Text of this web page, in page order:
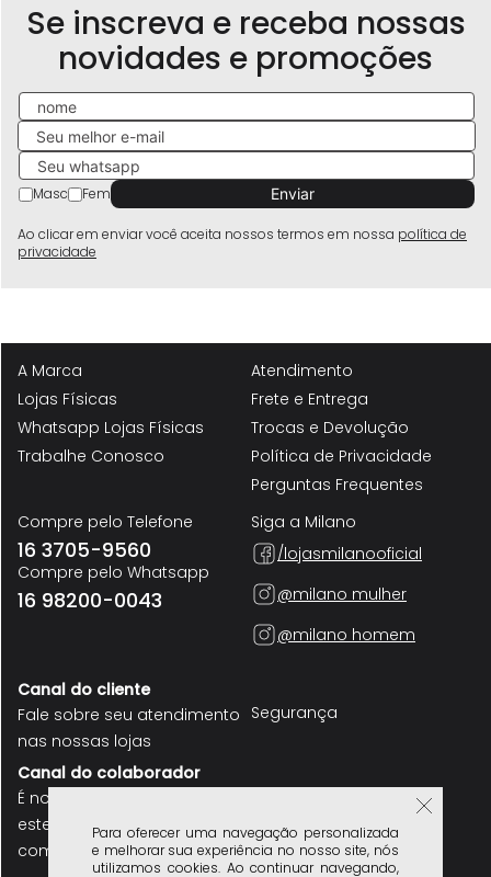
Para oferecer uma navegação personalizada
e melhorar sua experiência no nosso site, nós
utilizamos cookies. Ao continuar navegando,
Se inscreva e receba nossas
novidades e promoções
Masc Fem
Ao clicar em enviar você aceita nossos termos em nossa política de
privacidade
A Marca
Lojas Físicas
Whatsapp Lojas Físicas
Trabalhe Conosco
Atendimento
Frete e Entrega
Trocas e Devolução
Política de Privacidade
Perguntas Frequentes
Compre pelo Telefone
16 3705-9560
Compre pelo Whatsapp
16 98200-0043
Siga a Milano
/lojasmilanooficial
@milano mulher
@milano homem
Canal do cliente
Fale sobre seu atendimento
nas nossas lojas
Canal do colaborador
É nosso funcionário? use
este canal para se
comunicar
Segurança